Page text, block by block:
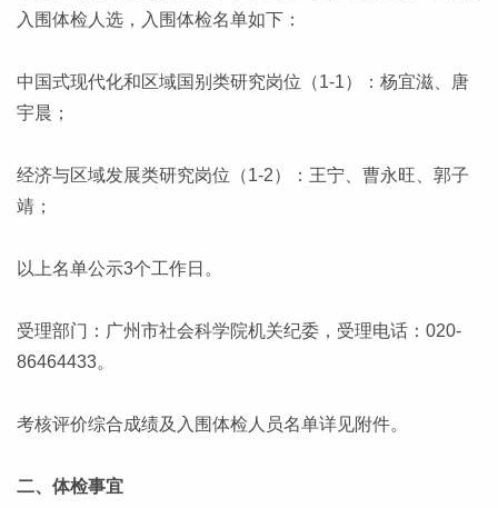
入围体检人选，入围体检名单如下：
中国式现代化和区域国别类研究岗位（1-1）：杨宜滋、唐
宇晨；
经济与区域发展类研究岗位（1-2）：王宁、曹永旺、郭子
靖；
以上名单公示3个工作日。
受理部门：广州市社会科学院机关纪委，受理电话：020-
86464433。
考核评价综合成绩及入围体检人员名单详见附件。
二、体检事宜